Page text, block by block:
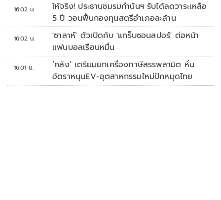
16:02 น.
ให้จริง! ประธานชมรมกำนันฯ รับได้ลดวาระเหลือ
5 ปี วอนฟื้นกองทุนสตรีอำเภอละล้าน
16:02 น.
'ซาลาห์' ตัวเปิดกับ 'แทร็บซอนสปอร์' ต่อหน้า
แฟนบอลเรือนหมื่น
16:01 น.
‘คลัง’ เตรียมยกเครื่องภาษีสรรพสามิต หั่น
อัตราหนุนEV-อุตสาหกรรมใหม่ปักหมุดไทย